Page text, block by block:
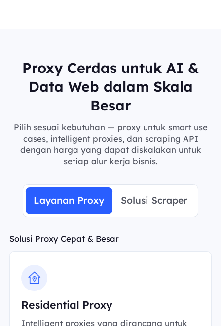
Proxy Cerdas untuk AI &
Data Web dalam Skala
Besar
Pilih sesuai kebutuhan — proxy untuk smart use
cases, intelligent proxies, dan scraping API
dengan harga yang dapat diskalakan untuk
setiap alur kerja bisnis.
Layanan Proxy Solusi Scraper
Solusi Proxy Cepat & Besar
Residential Proxy
Intelligent proxies yang dirancang untuk